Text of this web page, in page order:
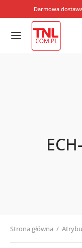
Darmowa
Strona główna /